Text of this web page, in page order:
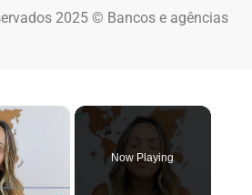
2025 © Bancos e agências
×
Now Playing